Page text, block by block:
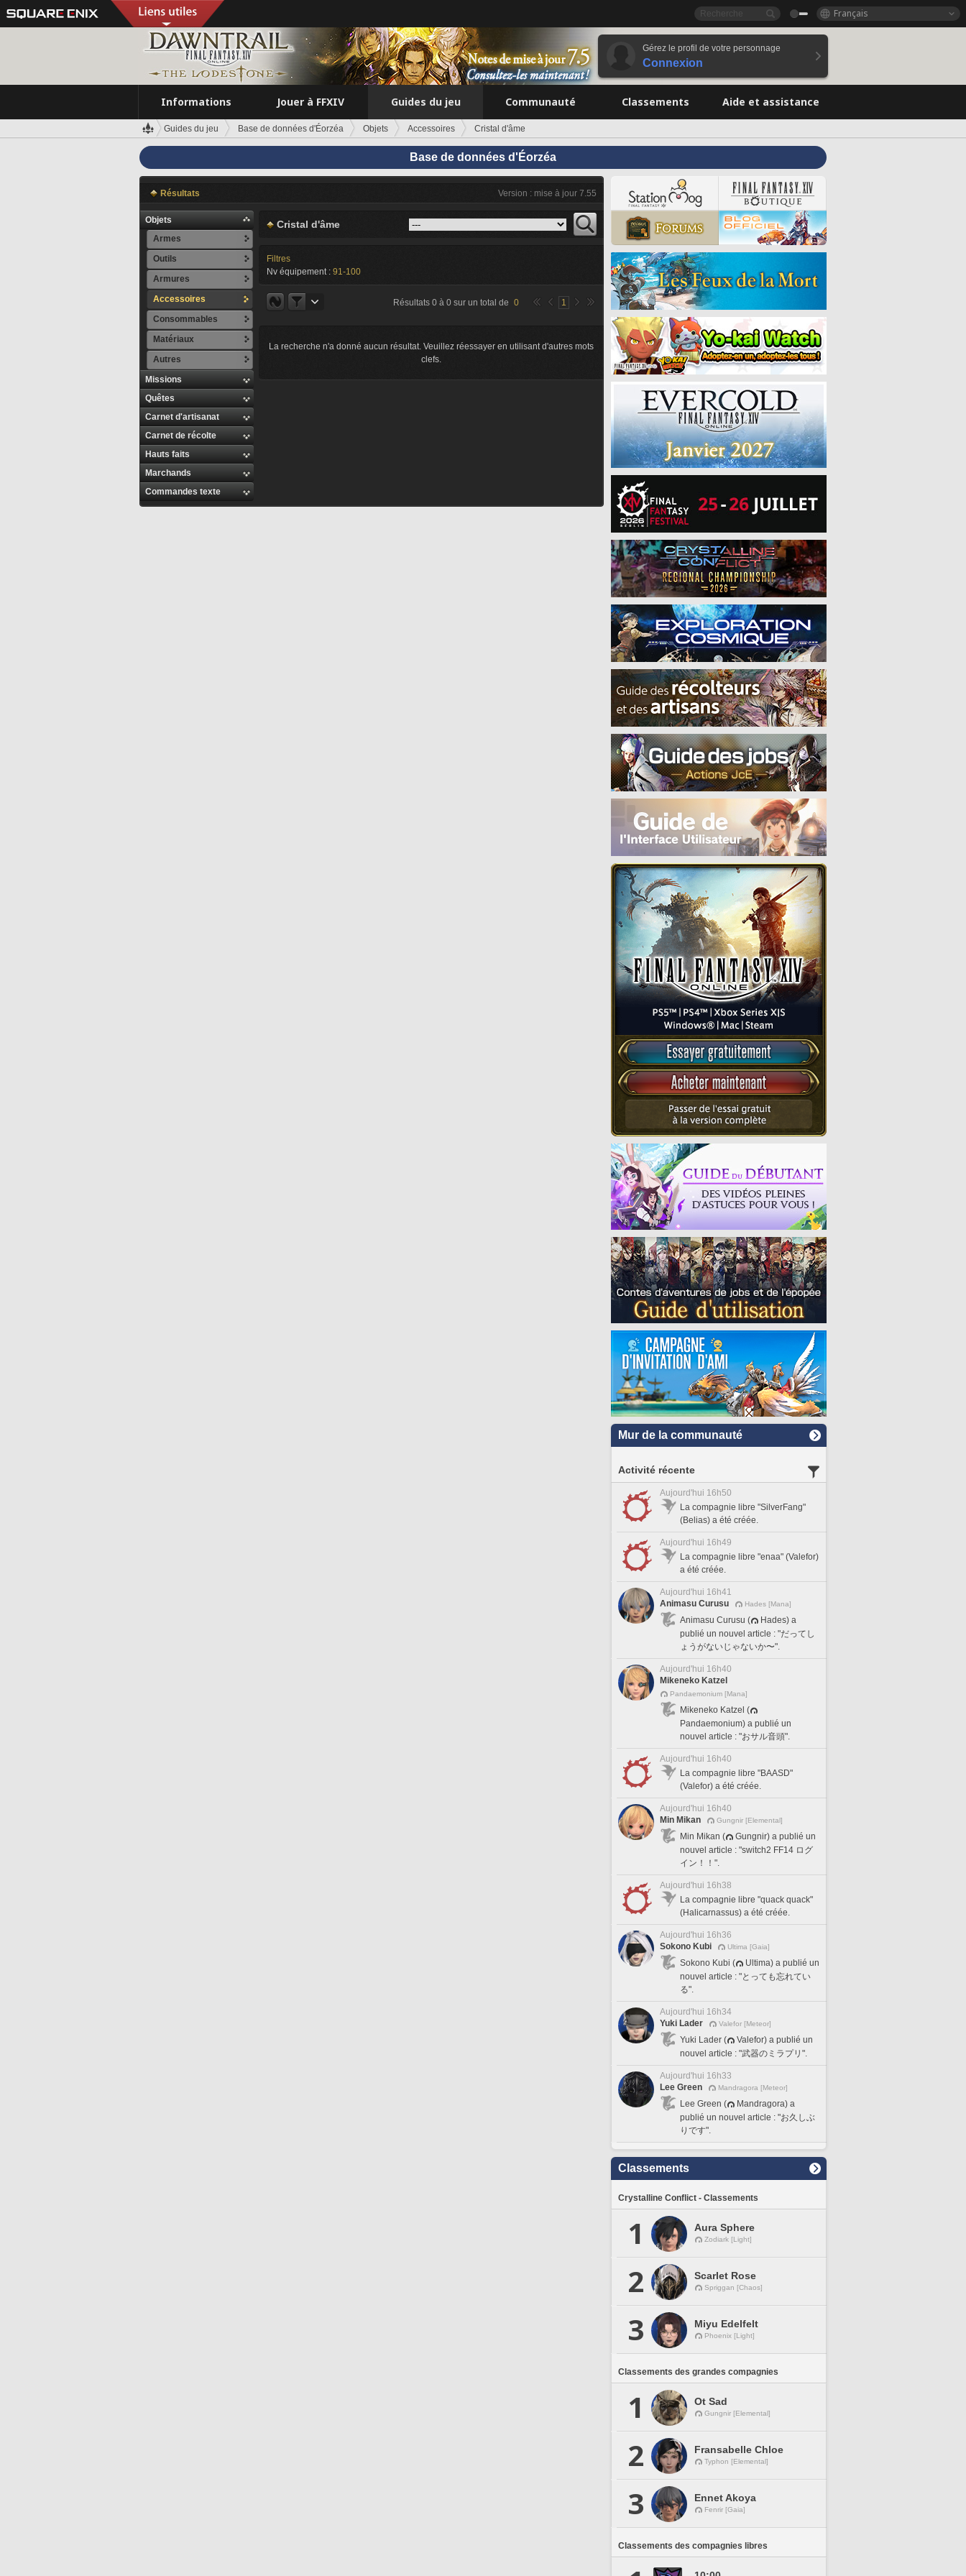
Français
Gérez le profil de votre personnage
Connexion
Informations Jouer à FFXIV Guides du jeu Communauté Classements Aide et assistance
Guides du jeu Base de données d'Éorzéa Objets Accessoires Cristal d'âme
Base de données d'Éorzéa
Résultats Version : mise à jour 7.55
Objets
Armes
Outils
Armures
Accessoires
Consommables
Matériaux
Autres
Missions
Quêtes
Carnet d'artisanat
Carnet de récolte
Hauts faits
Marchands
Commandes texte
Cristal d'âme
Filtres
Nv équipement : 91-100
Résultats 0 à 0 sur un total de 0 1
La recherche n'a donné aucun résultat. Veuillez réessayer en utilisant d'autres mots
clefs.
Mur de la communauté
Activité récente
Aujourd'hui 16h50
La compagnie libre "SilverFang"
(Belias) a été créée.
Aujourd'hui 16h49
La compagnie libre "enaa" (Valefor)
a été créée.
Aujourd'hui 16h41
Animasu Curusu
Hades [Mana]
Animasu Curusu (
Hades) a
publié un nouvel article : "だってし
ょうがないじゃないか〜".
Aujourd'hui 16h40
Mikeneko Katzel
Pandaemonium [Mana]
Mikeneko Katzel (
Pandaemonium) a publié un
nouvel article : "おサル音頭".
Aujourd'hui 16h40
La compagnie libre "BAASD"
(Valefor) a été créée.
Aujourd'hui 16h40
Min Mikan
Gungnir [Elemental]
Min Mikan (
Gungnir) a publié un
nouvel article : "switch2 FF14 ログ
イン！！".
Aujourd'hui 16h38
La compagnie libre "quack quack"
(Halicarnassus) a été créée.
Aujourd'hui 16h36
Sokono Kubi
Ultima [Gaia]
Sokono Kubi (
Ultima) a publié un
nouvel article : "とっても忘れてい
る".
Aujourd'hui 16h34
Yuki Lader
Valefor [Meteor]
Yuki Lader (
Valefor) a publié un
nouvel article : "武器のミラプリ".
Aujourd'hui 16h33
Lee Green
Mandragora [Meteor]
Lee Green (
Mandragora) a
publié un nouvel article : "お久しぶ
りです".
Classements
Crystalline Conflict - Classements
1 Aura Sphere
Zodiark [Light]
2 Scarlet Rose
Spriggan [Chaos]
3 Miyu Edelfelt
Phoenix [Light]
Classements des grandes compagnies
1 Ot Sad
Gungnir [Elemental]
2 Fransabelle Chloe
Typhon [Elemental]
3 Ennet Akoya
Fenrir [Gaia]
Classements des compagnies libres